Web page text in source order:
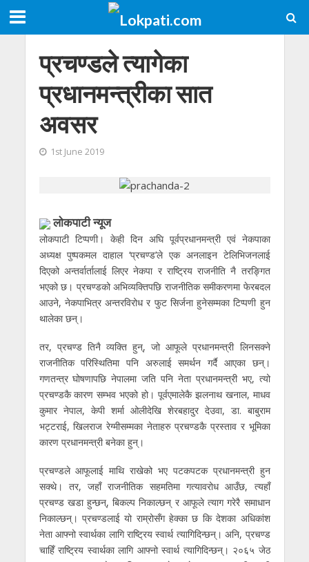
प्रचण्डले त्यागेका
प्रधानमन्त्रीका सात
अवसर
1st June 2019
लाेकपाटी न्यूज
लोकपाटी टिप्पणी। केही दिन अघि पूर्वप्रधानमन्त्री एवं नेकपाका
अध्यक्ष पुष्पकमल दाहाल ‘प्रचण्ड’ले एक अनलाइन टेलिभिजनलाई
दिएको अन्तर्वार्तालाई लिएर नेकपा र राष्ट्रिय राजनीति नै तरङ्गित
भएको छ। प्रचण्डको अभिव्यक्तिपछि राजनीतिक समीकरणमा फेरबदल
आउने, नेकपाभित्र अन्तरविरोध र फुट सिर्जना हुनेसम्मका टिप्पणी हुन
थालेका छन्।
तर, प्रचण्ड तिनै व्यक्ति हुन्, जो आफूले प्रधानमन्त्री लिनसक्ने
राजनीतिक परिस्थितिमा पनि अरुलाई समर्थन गर्दै आएका छन्।
गणतन्त्र घोषणापछि नेपालमा जति पनि नेता प्रधानमन्त्री भए, त्यो
प्रचण्डकै कारण सम्भव भएको हो। पूर्वएमालेकै झलनाथ खनाल, माधव
कुमार नेपाल, केपी शर्मा ओलीदेखि शेरबहादुर देउवा, डा. बाबुराम
भट्टराई, खिलराज रेग्मीसम्मका नेताहरु प्रचण्डकै प्रस्ताव र भूमिका
कारण प्रधानमन्त्री बनेका हुन्।
प्रचण्डले आफूलाई माथि राखेको भए पटकपटक प्रधानमन्त्री हुन
सक्थे। तर, जहाँ राजनीतिक सहमतिमा गत्यावरोध आउँछ, त्यहाँ
प्रचण्ड खडा हुन्छन्, बिकल्प निकाल्छन् र आफूले त्याग गरेरै समाधान
निकाल्छन्। प्रचण्डलाई यो राम्रोसँग हेक्का छ कि देशका अधिकांश
नेता आफ्नो स्वार्थका लागि राष्ट्रिय स्वार्थ त्यागिदिन्छन्। अनि, प्रचण्ड
चाहिँ राष्ट्रिय स्वार्थका लागि आफ्नो स्वार्थ त्यागिदिन्छन्। २०६५ जेठ